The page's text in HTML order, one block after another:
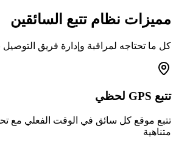
مميزات نظام تتبع السائقين
كل ما تحتاجه لمراقبة وإدارة فريق التوصيل
تتبع GPS لحظي
متناهية